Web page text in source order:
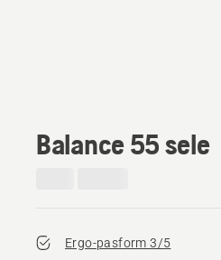
Balance 55 sele
Ergo-pasform 3/5